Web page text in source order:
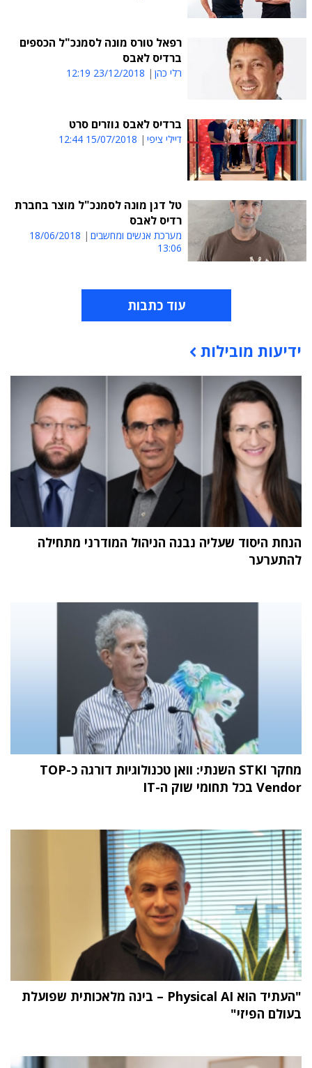
רפאל טורס מונה לסמנכ"ל הכספים
ברדיס לאבס
רלי כהן 23/12/2018 12:19
ברדיס לאבס גוזרים סרט
דיילי ציפי 15/07/2018 12:44
טל דגן מונה לסמנכ"ל מוצר בחברת
רדיס לאבס
מערכת אנשים ומחשבים
18/06/2018
13:06
עוד כתבות
תוכן פרסומי
ידיעות מובילות
הנחת היסוד שעליה נבנה הניהול המודרני מתחילה
להתערער
מחקר STKI השנתי: וואן טכנולוגיות דורגה כ-TOP
Vendor בכל תחומי שוק ה-IT
"העתיד הוא Physical AI – בינה מלאכותית שפועלת
בעולם הפיזי"